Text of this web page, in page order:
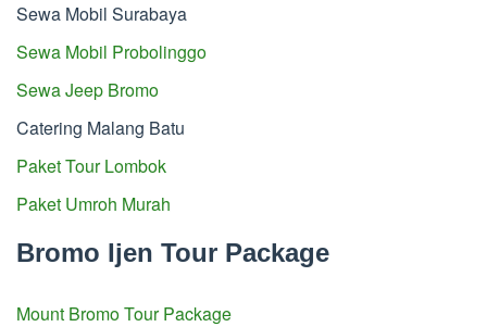
Sewa Mobil Surabaya
Sewa Mobil Probolinggo
Sewa Jeep Bromo
Catering Malang Batu
Paket Tour Lombok
Paket Umroh Murah
Bromo Ijen Tour Package
Mount Bromo Tour Package